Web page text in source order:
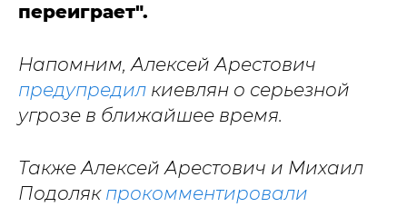
переиграет".
Напомним, Алексей Арестович
предупредил киевлян о серьезной
угрозе в ближайшее время.
Также Алексей Арестович и Михаил
Подоляк прокомментировали